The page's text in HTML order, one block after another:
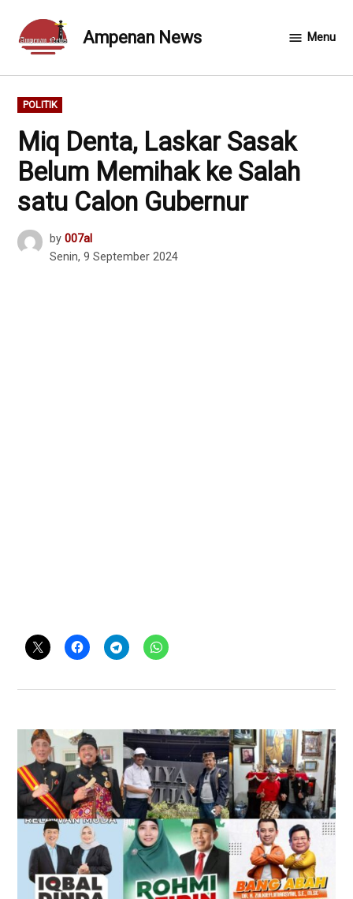
content
Ampenan News Menu
POSTED
IN
POLITIK
Miq Denta, Laskar Sasak
Belum Memihak ke Salah
satu Calon Gubernur
by 007al
Senin, 9 September 2024